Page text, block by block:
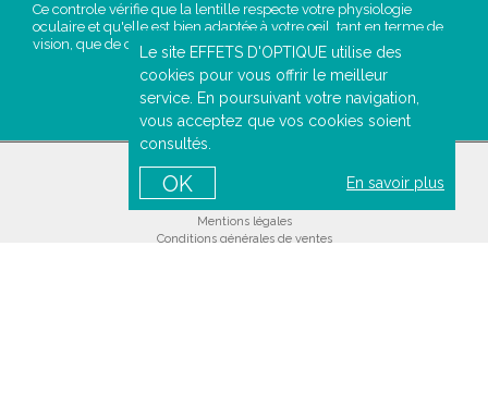
Ce controle vérifie que la lentille respecte votre physiologie
oculaire et qu'elle est bien adaptée à votre oeil, tant en terme de
vision, que de confort.
PRENDRE
RENDEZ-VOUS
A PROPOS DE NOUS
Qui sommes nous ?
Mentions légales
Conditions générales de ventes
Le site EFFETS D'OPTIQUE utilise des
cookies pour vous offrir le meilleur
service. En poursuivant votre navigation,
vous acceptez que vos cookies soient
consultés.
En savoir plus
OK